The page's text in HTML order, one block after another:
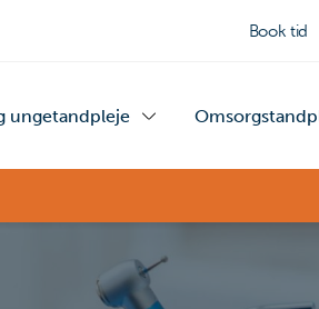
Book tid
ungetandpleje